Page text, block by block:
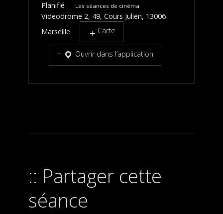
Planifié Les séances de cinéma
Videodrome 2, 49, Cours Julien, 13006
Marseille
Carte
Ouvrir dans l’application
Partager cette
séance